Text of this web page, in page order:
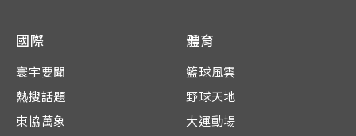
國際
寰宇要聞
熱搜話題
東協萬象
體育
籃球風雲
野球天地
大運動場